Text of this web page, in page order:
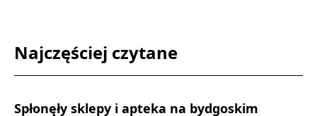
Najczęściej czytane
Spłonęły sklepy i apteka na bydgoskim